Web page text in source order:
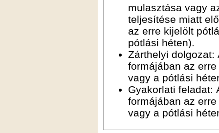
mulasztása vagy
teljesítése miatt
az erre kijelölt pótlási alkalmak során (a szorgalmi időszakban, illetve a
pótlási héten).
Zárthelyi dolgozat: A zárthelyi dolgozat pótolható
formájában az erre kijelölt pótlási időpontban (a
vagy a pótlási
Gyakorlati feladat: A gyakorlati feladat pótolható
formájában az erre kijelölt pótlási időpontban (a
vagy a pótlási